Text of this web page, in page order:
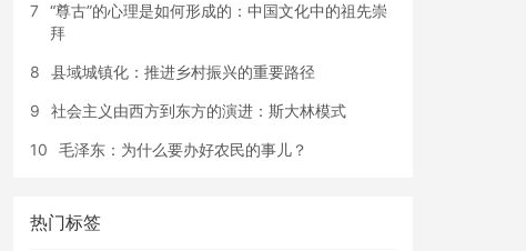
7 “尊古”的心理是如何形成的：中国文化中的祖先崇
拜
8 县域城镇化：推进乡村振兴的重要路径
9 社会主义由西方到东方的演进：斯大林模式
10 毛泽东：为什么要办好农民的事儿？
热门标签